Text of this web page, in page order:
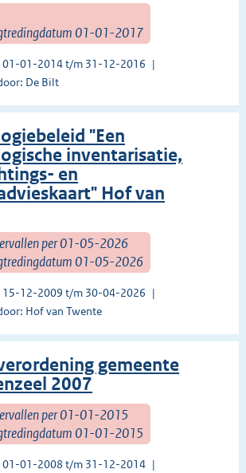
01-01-2017
01-01-2014 t/m 31-12-2016
De Bilt
"Een
inventarisatie,
en
Hof van
per 01-05-2026
01-05-2026
15-12-2009 t/m 30-04-2026
Hof van Twente
gemeente
2007
per 01-01-2015
01-01-2015
01-01-2008 t/m 31-12-2014